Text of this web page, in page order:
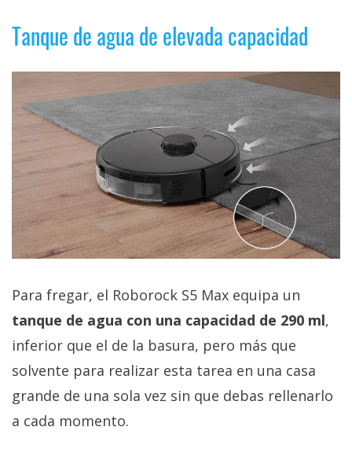
Tanque de agua de elevada capacidad
Para fregar, el Roborock S5 Max equipa un
tanque de agua con una capacidad de 290 ml,
inferior que el de la basura, pero más que
solvente para realizar esta tarea en una casa
grande de una sola vez sin que debas rellenarlo
a cada momento.